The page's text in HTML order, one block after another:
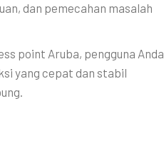
dan pemecahan masalah
point Aruba, pengguna Anda
yang cepat dan stabil